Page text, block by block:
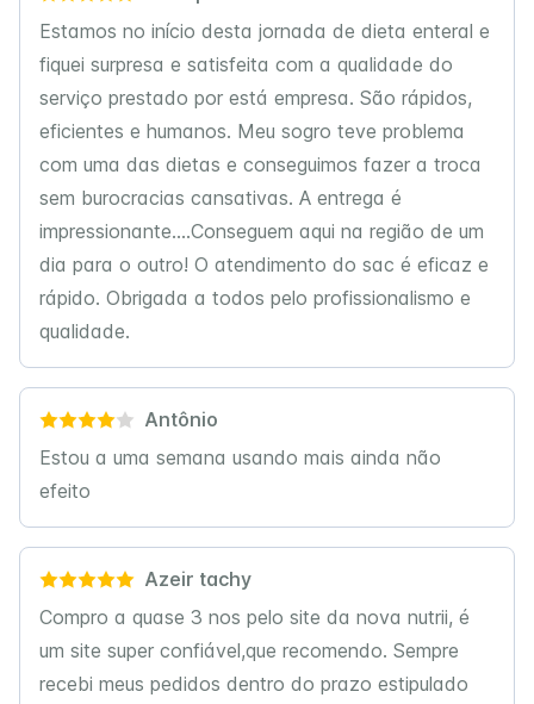
Estamos no início desta jornada de dieta enteral e
fiquei surpresa e satisfeita com a qualidade do
serviço prestado por está empresa. São rápidos,
eficientes e humanos. Meu sogro teve problema
com uma das dietas e conseguimos fazer a troca
sem burocracias cansativas. A entrega é
impressionante....Conseguem aqui na região de um
dia para o outro! O atendimento do sac é eficaz e
rápido. Obrigada a todos pelo profissionalismo e
qualidade.
Antônio
Estou a uma semana usando mais ainda não
efeito
Azeir tachy
Compro a quase 3 nos pelo site da nova nutrii, é
um site super confiável,que recomendo. Sempre
recebi meus pedidos dentro do prazo estipulado